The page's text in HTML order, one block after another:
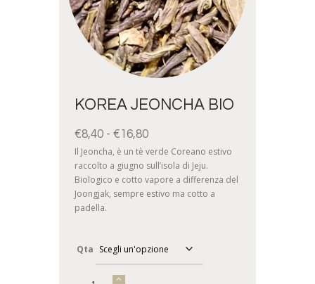
KOREA JEONCHA BIO
€8,40 - €16,80
Il Jeoncha, è un tè verde Coreano estivo
raccolto a giugno sull’isola di Jeju.
Biologico e cotto vapore a differenza del
Joongjak, sempre estivo ma cotto a
padella.
Qta